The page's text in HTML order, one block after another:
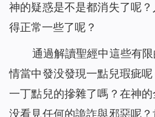
神的疑惑是不是都消失了呢
得正常一些了呢？
通過解讀聖經中這些有
情當中發没發現一點兒瑕疵
一丁點兒的摻雜了嗎？在神
没看見任何的詭詐與邪惡呢